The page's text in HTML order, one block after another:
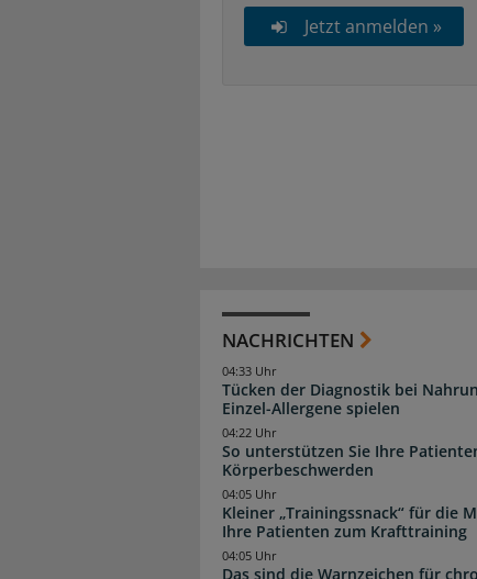
Jetzt anmelden »
NACHRICHTEN
Tücken der Diagnostik bei
Einzel-Allergene spielen
04:33 Uhr
So unterstützen Sie Ihre
Körperbeschwerden
04:22 Uhr
Kleiner „Trainingssnack“ für die
Ihre Patienten zum Krafttraining
04:05 Uhr
Das sind die Warnzeichen für
04:05 Uhr